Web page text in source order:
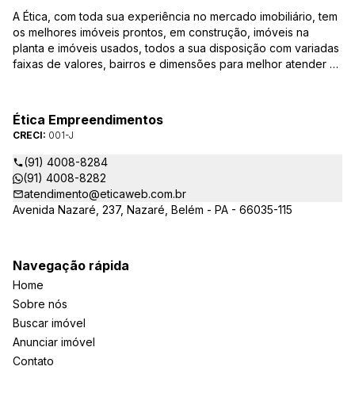
A Ética, com toda sua experiência no mercado imobiliário, tem
os melhores imóveis prontos, em construção, imóveis na
planta e imóveis usados, todos a sua disposição com variadas
faixas de valores, bairros e dimensões para melhor atender as
sempre prontos para responder-lhe todas as suas dúvidas
sobre casas, apartamentos, terrenos, salas comerciais e
outros produtos imobiliários.
Ética Empreendimentos
CRECI: 001-J
(91) 4008-8284
(91) 4008-8282
atendimento@eticaweb.com.br
Avenida Nazaré, 237, Nazaré, Belém - PA - 66035-115
Navegação rápida
Home
Sobre nós
Buscar imóvel
Anunciar imóvel
Contato